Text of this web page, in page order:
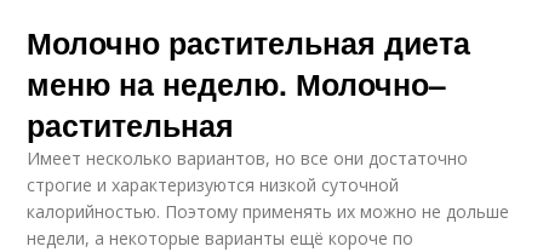
Молочно растительная диета
меню на неделю. Молочно–
растительная
Имеет несколько вариантов, но все они достаточно
строгие и характеризуются низкой суточной
калорийностью. Поэтому применять их можно не дольше
недели, а некоторые варианты ещё короче по